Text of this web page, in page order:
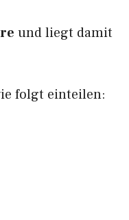
und liegt damit
folgt einteilen: